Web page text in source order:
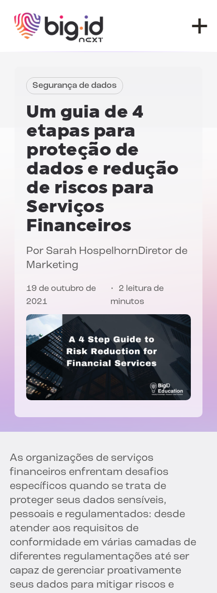
Segurança de dados
Um guia de 4
etapas para
proteção de
dados e redução
de riscos para
Serviços
Financeiros
Por Sarah HospelhornDiretor de
Marketing
19 de outubro de
2021
2 leitura de
minutos
As organizações de serviços
financeiros enfrentam desafios
específicos quando se trata de
proteger seus dados sensíveis,
pessoais e regulamentados: desde
atender aos requisitos de
conformidade em várias camadas de
diferentes regulamentações até ser
capaz de gerenciar proativamente
seus dados para mitigar riscos e